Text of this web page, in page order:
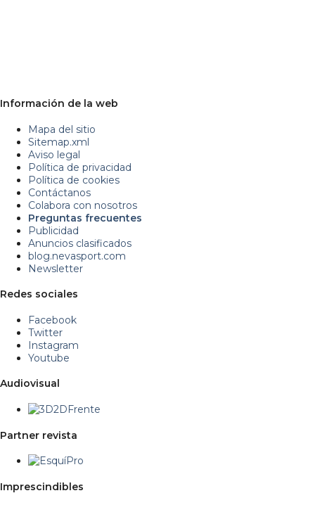
Información de la web
Mapa del sitio
Sitemap.xml
Aviso legal
Política de privacidad
Política de cookies
Contáctanos
Colabora con nosotros
Preguntas frecuentes
Publicidad
Anuncios clasificados
blog.nevasport.com
Newsletter
Redes sociales
Facebook
Twitter
Instagram
Youtube
Audiovisual
Partner revista
Imprescindibles